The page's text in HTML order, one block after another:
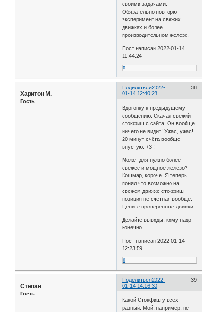
своими задачами.
Обязательно повторю
эксперимент на свежих
движках и более
производительном железе.
Пост написан 2022-01-14
11:44:24
0
Поделиться 38
2022-
01-14 12:40:28
Харитон М.
Гость
Вдогонку к предыдущему
сообщению. Скачал свежий
стокфиш с сайта. Он вообще
ничего не видит! Ужас, ужас!
20 минут счёта вообще
впустую. +3 !
Может для нужно более
свежее и мощное железо?
Кошмар, короче. Я теперь
понял что возможно на
свежем движке стокфиш
позиция не счётная вообще.
Цените проверенные движки.
Делайте выводы, кому надо
конечно.
Пост написан 2022-01-14
12:23:59
0
Поделиться 39
2022-
01-14 14:16:30
Степан
Гость
Какой Стокфиш у всех
разный. Мой, например, не